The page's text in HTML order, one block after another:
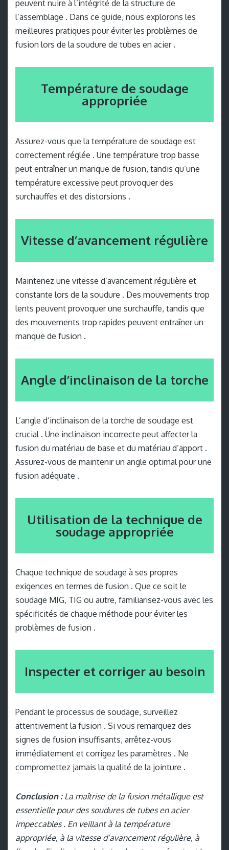
peuvent nuire à l’intégrité de la structure de
l’assemblage . Dans ce guide, nous explorons les
meilleures pratiques pour éviter les problèmes de
fusion lors de la soudure de tubes en acier .
Température de soudage
appropriée
Assurez-vous que la température de soudage est
correctement réglée . Une température trop basse
peut entraîner un manque de fusion, tandis qu’une
température excessive peut provoquer des
surchauffes et des distorsions .
Vitesse d’avancement régulière
Maintenez une vitesse d’avancement régulière et
constante lors de la soudure . Des mouvements trop
lents peuvent provoquer une surchauffe, tandis que
des mouvements trop rapides peuvent entraîner un
manque de fusion .
Angle d’inclinaison de la torche
L’angle d’inclinaison de la torche de soudage est
crucial . Une inclinaison incorrecte peut affecter la
fusion du matériau de base et du matériau d’apport .
Assurez-vous de maintenir un angle optimal pour une
fusion adéquate .
Utilisation de la technique de
soudage appropriée
Chaque technique de soudage à ses propres
exigences en termes de fusion . Que ce soit le
soudage MIG, TIG ou autre, familiarisez-vous avec les
spécificités de chaque méthode pour éviter les
problèmes de fusion .
Inspecter et corriger au besoin
Pendant le processus de soudage, surveillez
attentivement la fusion . Si vous remarquez des
signes de fusion insuffisants, arrêtez-vous
immédiatement et corrigez les paramètres . Ne
compromettez jamais la qualité de la jointure .
Conclusion :La maîtrise de la fusion métallique est
essentielle pour des soudures de tubes en acier
impeccables . En veillant à la température
appropriée, à la vitesse d’avancement régulière, à